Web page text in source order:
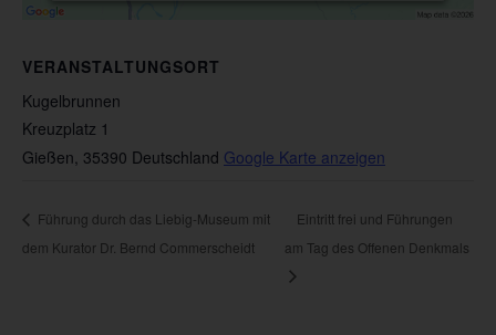
VERANSTALTUNGSORT
Kugelbrunnen
Kreuzplatz 1
Gießen, 35390 Deutschland Google Karte anzeigen
Führung durch das Liebig-Museum mit
dem Kurator Dr. Bernd Commerscheidt
Eintritt frei und Führungen
am Tag des Offenen Denkmals